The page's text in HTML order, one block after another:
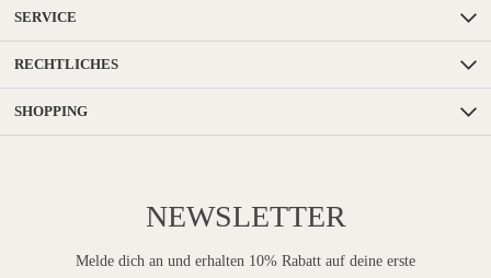
SERVICE
RECHTLICHES
SHOPPING
NEWSLETTER
Melde dich an und erhalten 10% Rabatt auf deine erste